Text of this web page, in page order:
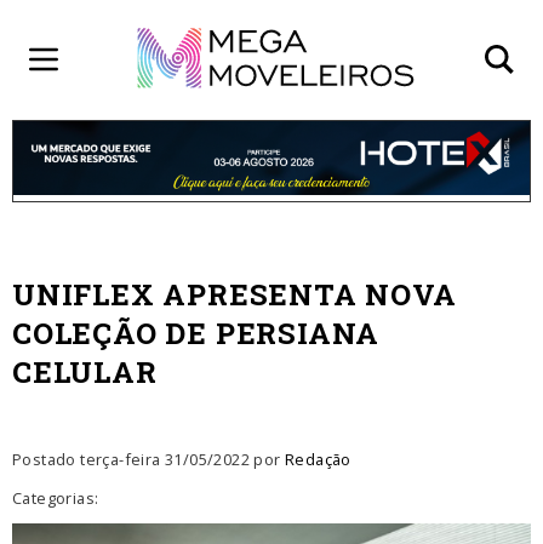
UNIFLEX APRESENTA NOVA
COLEÇÃO DE PERSIANA
CELULAR
Postado terça-feira 31/05/2022 por Redação
Categorias: